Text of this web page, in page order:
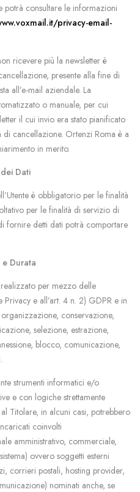
potrà consultare le informazioni
privacy-email-
ricevere più la newsletter è
presente alla fine di
all’e-mail aziendale. La
o manuale, per cui
il cui invio era stato pianificato
cancellazione. Ortenzi Roma è a
in merito.
Dati
è obbligatorio per le finalità
per le finalità di servizio di
fornire detti dati potrà comportare
Durata
per mezzo delle
e all’art. 4 n. 2) GDPR e in
conservazione,
selezione, estrazione,
blocco, comunicazione,
strumenti informatici e/o
e con logiche strettamente
Titolare, in alcuni casi, potrebbero
coinvolti
amministrativo, commerciale,
ovvero soggetti esterni
corrieri postali, hosting provider,
nominati anche, se